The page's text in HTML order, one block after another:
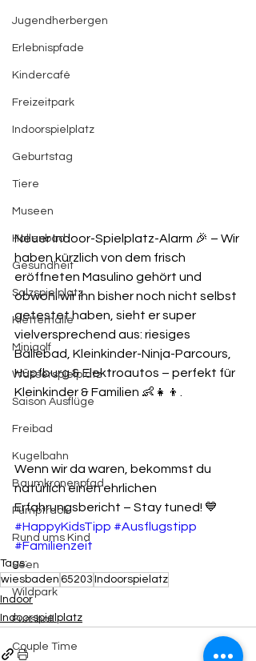
Jugendherbergen
Erlebnispfade
Kindercafé
Freizeitpark
Indoorspielplatz
Geburtstag
Tiere
Museen
Hallenbad
Gesundheit
Salzspielplatz
Kletterhalle
Minigolf
Wasserspielplatz
Saison Ausflüge
Freibad
Kugelbahn
Baumkronenpfad
Pumptrack
Rund ums Kind
Seen
Wildpark
Fussball
Couple Time
Neuer Indoor-Spielplatz-Alarm 🎉 – Wir
haben kürzlich von dem frisch
eröffneten Masulino gehört und
obwohl wir ihn bisher noch nicht selbst
getestet haben, sieht er super
vielversprechend aus: riesiges
Bällebad, Kleinkinder-Ninja-Parcours,
Hüpfburg & Elektroautos – perfekt für
Kleinkinder & Familien 👶👧👦.
Wenn wir da waren, bekommst du
natürlich einen ehrlichen
Erfahrungsbericht – Stay tuned! 💙
#HappyKidsTipp #Ausflugstipp
#Familienzeit
Tags:
wiesbaden 65203 Indoorspielatz
Indoor
Indoorspielplatz